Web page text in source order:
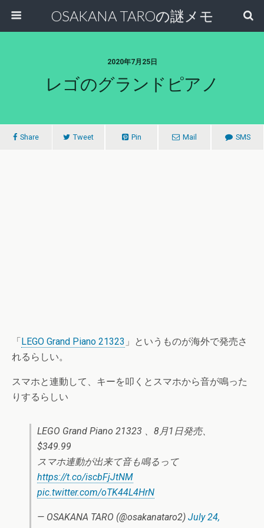
OSAKANA TAROの謎メモ
2020年7月25日
レゴのグランドピアノ
Share Tweet Pin Mail SMS
「LEGO Grand Piano 21323 」というものが海外で発売さ
れるらしい。
スマホと連動して、キーを叩くとスマホから音が鳴った
りするらしい
LEGO Grand Piano 21323 、8月1日発売、
$349.99
スマホ連動が出来て音も鳴るって
https://t.co/iscbFjJtNM
pic.twitter.com/oTK44L4HrN
— OSAKANA TARO (@osakanataro2) July 24,